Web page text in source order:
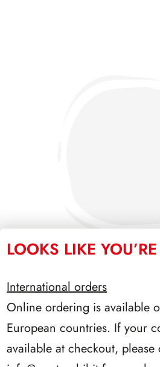
LOOKS LIKE
International orders
Online ordering is available
European countries. If your
available at checkout, please